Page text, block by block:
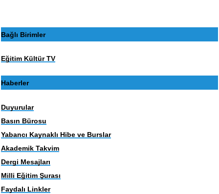
Bağlı Birimler
Eğitim Kültür TV
Haberler
Duyurular
Basın Bürosu
Yabancı Kaynaklı Hibe ve Burslar
Akademik Takvim
Dergi Mesajları
Milli Eğitim Şurası
Faydalı Linkler